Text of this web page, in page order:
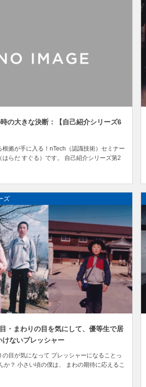
の大きな決断：【自己紹介シリーズ6
根拠が手に入る！nTech（認識技術）セミナー
はらだ すぐる）です。 自己紹介シリーズ第2
当にやりたいこと、本当の自分を探し始め
いていこうと思います。 まずは、 「中2・
決断」 につい...
ズ
・まわりの目を気にして、優等生で居
けないプレッシャー
の目が気になって プレッシャーになることっ
か？ 小さい頃の僕は、 まわの期待に応えるこ
た。 後悔なく生きる根拠が手に入る！